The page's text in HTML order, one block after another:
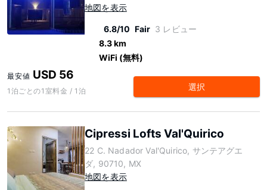
地図を表示
6.8/10 Fair 3 レビュー
8.3 km
WiFi (無料)
最安値 USD 56
1泊ごとの1室料金 / 1泊 選択
Cipressi Lofts Val'Quirico
22 C. Nadador Val'Quirico, サンテアグエ
ダ, 90710, MX
地図を表示